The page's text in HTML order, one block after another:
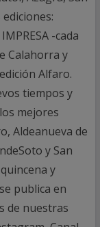
-cada
Calahorra y
Alfaro.
tiempos y
mejores
Aldeanueva de
y San
y
publica en
de nuestras